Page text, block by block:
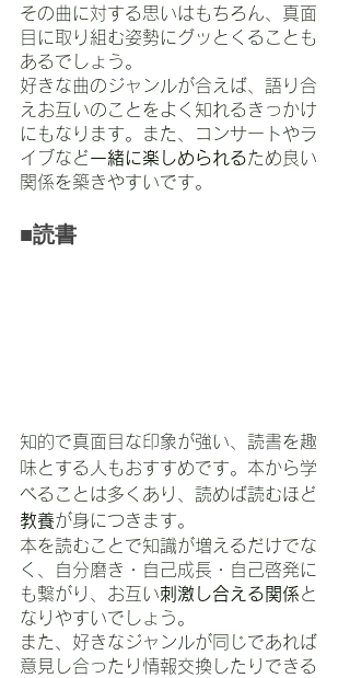
その曲に対する思いはもちろん、真面
目に取り組む姿勢にグッとくることも
あるでしょう。
好きな曲のジャンルが合えば、語り合
えお互いのことをよく知れるきっかけ
にもなります。また、コンサートやラ
イブなど一緒に楽しめられるため良い
関係を築きやすいです。
■読書
知的で真面目な印象が強い、読書を趣
味とする人もおすすめです。本から学
べることは多くあり、読めば読むほど
教養が身につきます。
本を読むことで知識が増えるだけでな
く、自分磨き・自己成長・自己啓発に
も繋がり、お互い刺激し合える関係と
なりやすいでしょう。
また、好きなジャンルが同じであれば
意見し合ったり情報交換したりできる